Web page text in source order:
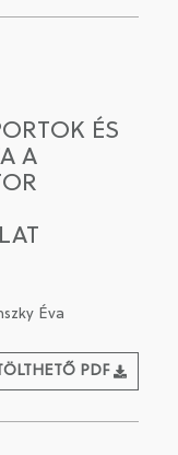
ÉS
A
Éva
PDF